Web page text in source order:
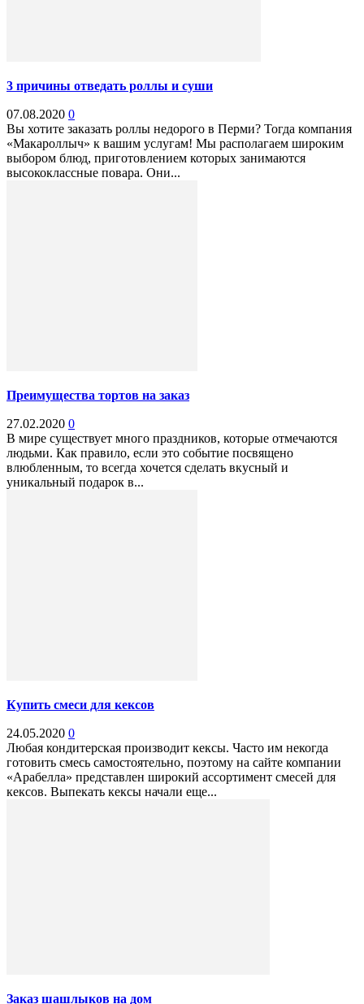
3 причины отведать роллы и суши
07.08.2020 0
Вы хотите заказать роллы недорого в Перми? Тогда компания
«Макароллыч» к вашим услугам! Мы располагаем широким
выбором блюд, приготовлением которых занимаются
высококлассные повара. Они...
Преимущества тортов на заказ
27.02.2020 0
В мире существует много праздников, которые отмечаются
людьми. Как правило, если это событие посвящено
влюбленным, то всегда хочется сделать вкусный и
уникальный подарок в...
Купить смеси для кексов
24.05.2020 0
Любая кондитерская производит кексы. Часто им некогда
готовить смесь самостоятельно, поэтому на сайте компании
«Арабелла» представлен широкий ассортимент смесей для
кексов. Выпекать кексы начали еще...
Заказ шашлыков на дом